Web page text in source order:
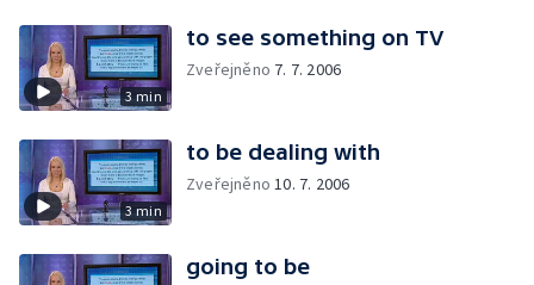
3 min
to see something on TV
Zveřejněno 7. 7. 2006
3 min
to be dealing with
Zveřejněno10. 7. 2006
going to be